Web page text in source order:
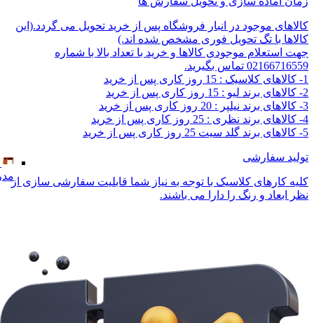
کالاهای موجود در انبار فروشگاه پس از خرید تحویل می گردد.(این
کالاها با تگ تحویل فوری مشخص شده اند.)
جهت استعلام موجودی کالاها و خرید با تعداد بالا با شماره
02166716559 تماس بگیرید.
1- کالاهای کلاسیک : 15 روز کاری پس از خرید
2- کالاهای برند لیو : 15 روز کاری پس از خرید
3- کالاهای برند نیلپر : 20 روز کاری پس از خرید
4- کالاهای برند نظری : 25 روز کاری پس از خرید
5- کالاهای برند گلد سیت 25 روز کاری پس از خرید
تولید سفارشی
کلیه کارهای کلاسیک با توجه به نیاز شما قابلیت سفارشی سازی از
نظر ابعاد و رنگ را دارا می باشند.